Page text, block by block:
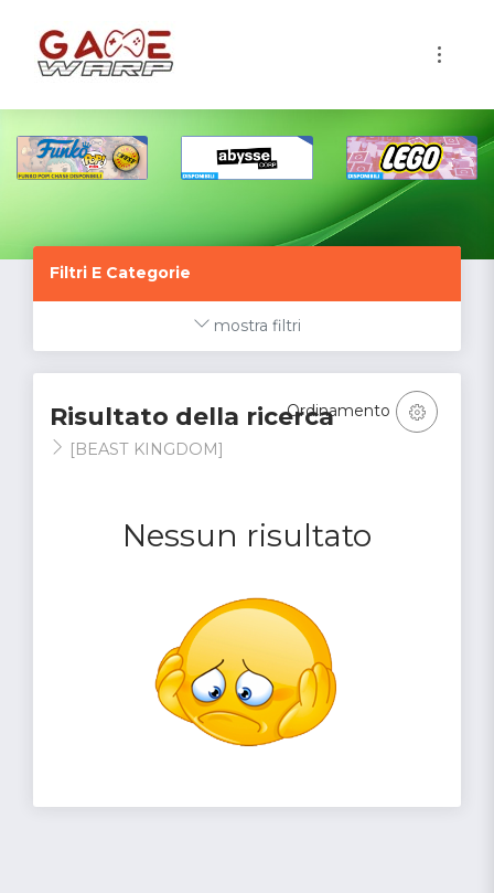
Filtri E Categorie
mostra filtri
Risultato della ricerca
[BEAST KINGDOM]
Nessun risultato
Ordinamento